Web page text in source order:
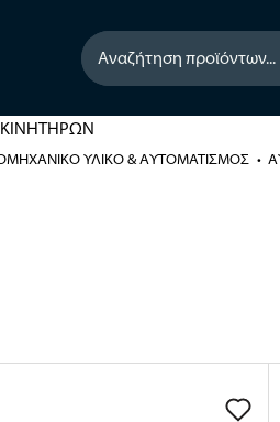
Αναζήτηση προϊόντων...
ΥΛΙΚΟ & ΑΥΤΟΜΑΤΙΣΜΟΣ